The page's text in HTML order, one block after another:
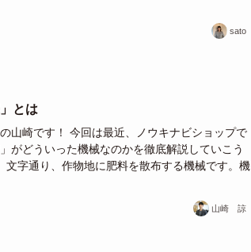
sato
とは
山崎です！ 今回は最近、ノウキナビショップで
がどういった機械なのかを徹底解説していこう
文字通り、作物地に肥料を散布する機械です。機
山崎 諒